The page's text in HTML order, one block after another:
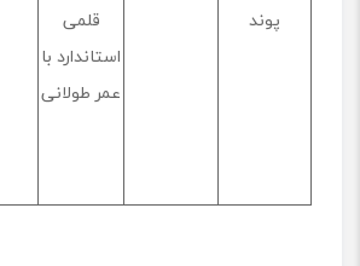
پوند
قلمی
استاندارد با
عمر طولانی